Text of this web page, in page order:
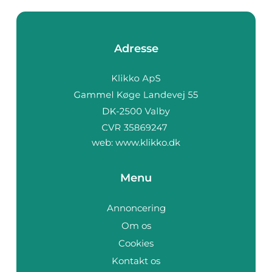
Adresse
web: www.klikko.dk
Menu
Annoncering
Om os
Cookies
Kontakt os